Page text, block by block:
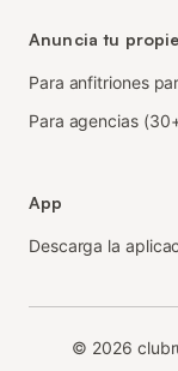
Anuncia tu
Para anfitriones
Para agencias
App
Descarga la
© 2026